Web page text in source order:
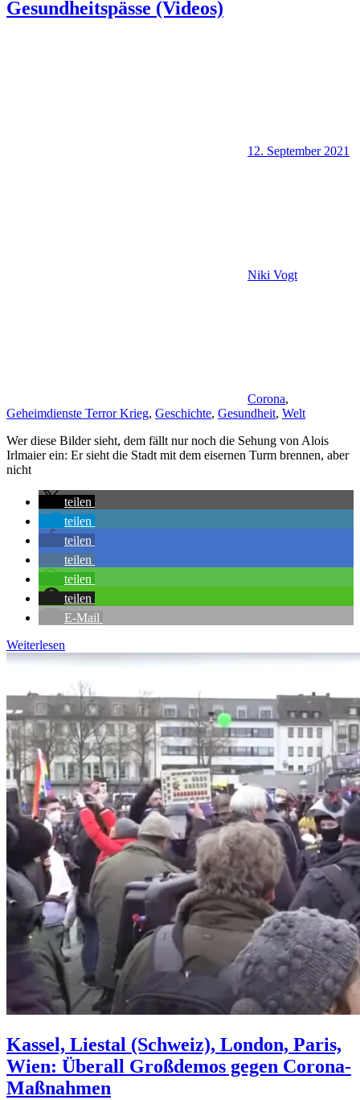
Gesundheitspässe (Videos)
12. September 2021
Niki Vogt
Corona,
Geheimdienste Terror Krieg, Geschichte, Gesundheit, Welt
Wer diese Bilder sieht, dem fällt nur noch die Sehung von Alois
Irlmaier ein: Er sieht die Stadt mit dem eisernen Turm brennen, aber
nicht
teilen
teilen
teilen
teilen
teilen
teilen
E-Mail
Weiterlesen
Kassel, Liestal (Schweiz), London, Paris,
Wien: Überall Großdemos gegen Corona-
Maßnahmen